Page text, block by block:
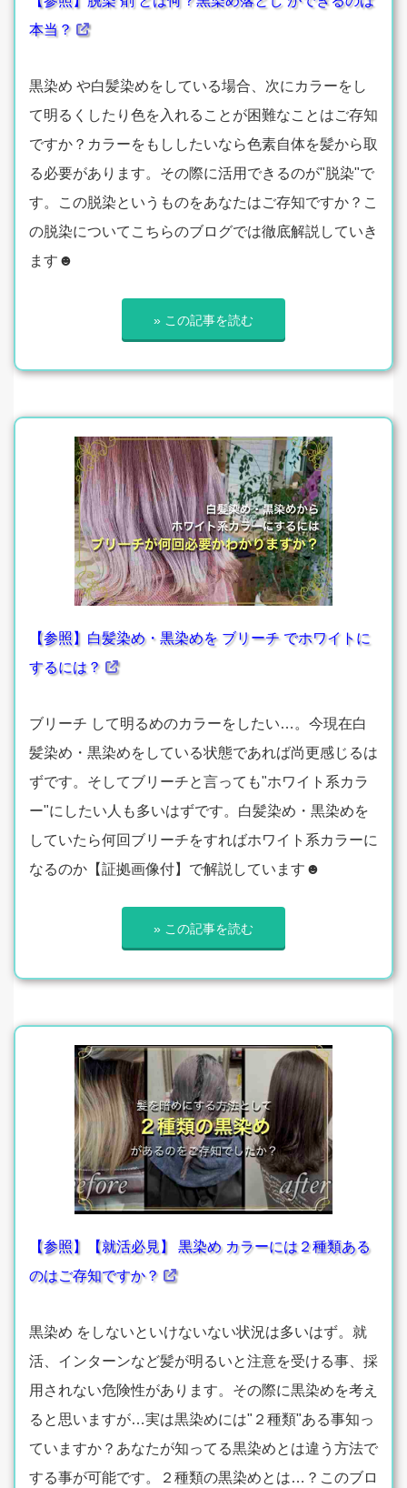
本当？
黒染め や白髪染めをしている場合、次にカラーをし
て明るくしたり色を入れることが困難なことはご存知
ですか？カラーをもししたいなら色素自体を髪から取
る必要があります。その際に活用できるのが"脱染"で
す。この脱染というものをあなたはご存知ですか？こ
の脱染についてこちらのブログでは徹底解説していき
ます☻
» この記事を読む
【参照】白髪染め・黒染めを ブリーチ でホワイトに
するには？
ブリーチ して明るめのカラーをしたい…。今現在白
髪染め・黒染めをしている状態であれば尚更感じるは
ずです。そしてブリーチと言っても"ホワイト系カラ
ー"にしたい人も多いはずです。白髪染め・黒染めを
していたら何回ブリーチをすればホワイト系カラーに
なるのか【証拠画像付】で解説しています☻
» この記事を読む
【参照】【就活必見】 黒染め カラーには２種類ある
のはご存知ですか？
黒染め をしないといけないない状況は多いはず。就
活、インターンなど髪が明るいと注意を受ける事、採
用されない危険性があります。その際に黒染めを考え
ると思いますが…実は黒染めには"２種類"ある事知っ
ていますか？あなたが知ってる黒染めとは違う方法で
する事が可能です。２種類の黒染めとは…？このブロ